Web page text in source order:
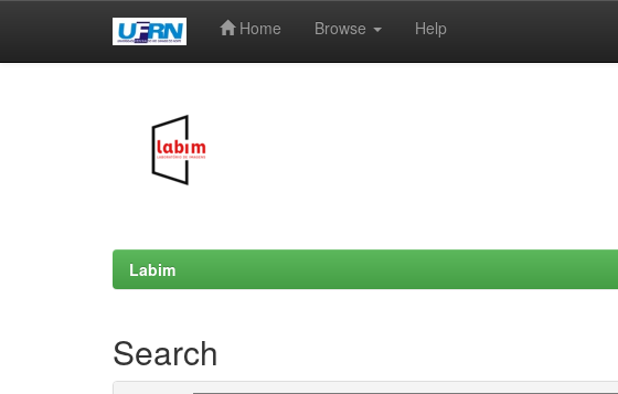
Home Browse Help
Labim
Search